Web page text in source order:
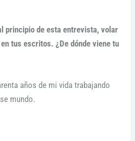
principio de esta entrevista, volar
tus escritos. ¿De dónde viene tu
años de mi vida trabajando
mundo.